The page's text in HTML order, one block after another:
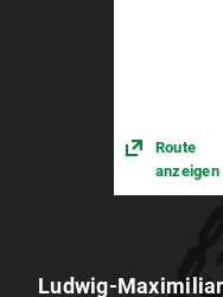
Route
anzeigen
Ludwig-